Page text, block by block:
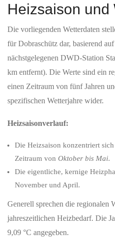
Heizsaison und
Die vorliegenden Wetterdaten
für Dobraschütz dar, basierend
nächstgelegenen DWD-Station
km entfernt). Die Werte sind ein
einen Zeitraum von fünf Jahren
spezifischen Wetterjahre wider.
Heizsaisonverlauf:
Die Heizsaison konzentriert
Zeitraum von Oktober bis Mai.
Die eigentliche, kernige
November und April.
Generell sprechen die regionalen
jahreszeitlichen Heizbedarf. Die
9,09 °C angegeben.